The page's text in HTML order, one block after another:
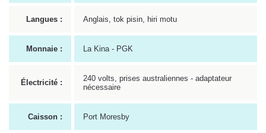
Langues : Anglais, tok pisin, hiri motu
Monnaie : La Kina - PGK
Électricité :
240 volts, prises australiennes - adaptateur
nécessaire
Caisson : Port Moresby